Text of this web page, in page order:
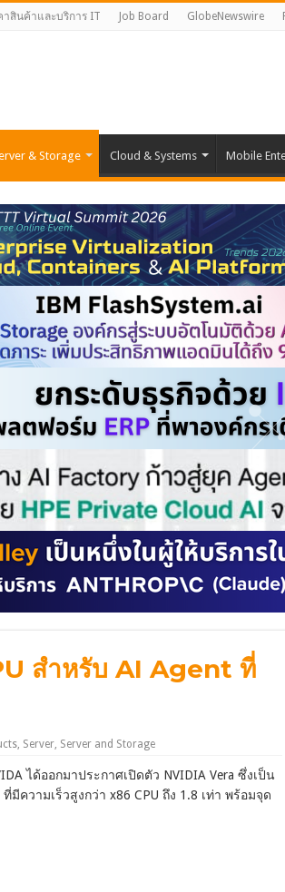
าสินค้าและบริการ IT Job Board GlobeNewswire
& Storage Cloud & Systems Mobile
สำหรับ AI Agent ที่
, Server, Server and Storage
ได้ออกมาประกาศเปิดตัว NVIDIA Vera ซึ่งเป็น
ความเร็วสูงกว่า x86 CPU ถึง 1.8 เท่า พร้อมจุด